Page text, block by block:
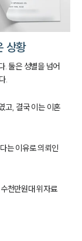
상황
. 둘은 성별을 넘어
.
고, 결국 이는 이혼
는 이유로 의뢰인
천만원대 위자료